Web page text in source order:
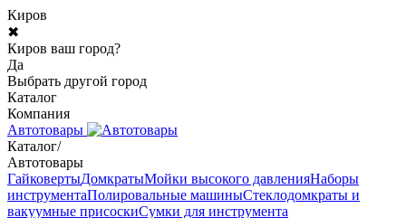
Киров
✖
Киров ваш город?
Да
Выбрать другой город
Каталог
Компания
Автотовары
Каталог/
Автотовары
ГайковертыДомкратыМойки высокого давленияНаборы
инструментаПолировальные машиныСтеклодомкраты и
вакуумные присоскиСумки для инструмента